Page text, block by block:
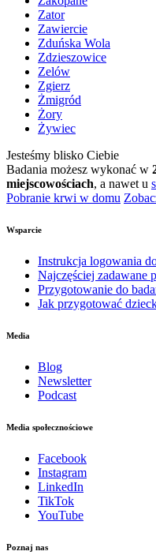
Zator
Zawiercie
Zduńska Wola
Zdzieszowice
Zelów
Zgierz
Żmigród
Żory
Żywiec
Jesteśmy blisko Ciebie
Badania możesz wykonać w
miejscowościach, a nawet u
Pobranie krwi w domu
Wsparcie
Instrukcja logowania
Najczęściej zadawane
Przygotowanie do
Jak przygotować
Media
Blog
Newsletter
Podcast
Media społecznościowe
Facebook
Instagram
LinkedIn
TikTok
YouTube
Poznaj nas